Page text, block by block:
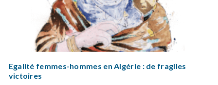
Egalité femmes-hommes en Algérie : de fragiles
victoires